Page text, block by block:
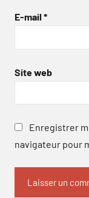
E-mail *
Site web
Enregistrer
navigateur pour